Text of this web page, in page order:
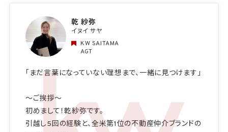
乾 紗弥
イヌイ サヤ
KW SAITAMA
AGT
「まだ言葉になっていない理想まで、一緒に見つけます」
〜ご挨拶〜
初めまして！乾紗弥です。
引越し5回の経験と、全米第1位の不動産仲介ブランドの